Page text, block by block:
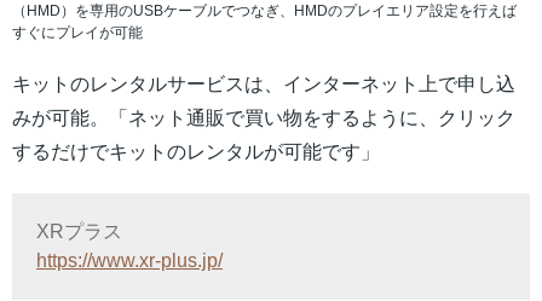
（HMD）を専用のUSBケーブルでつなぎ、HMDのプレイエリア設定を行えば
すぐにプレイが可能
キットのレンタルサービスは、インターネット上で申し込
みが可能。「ネット通販で買い物をするように、クリック
するだけでキットのレンタルが可能です」
XRプラス
https://www.xr-plus.jp/